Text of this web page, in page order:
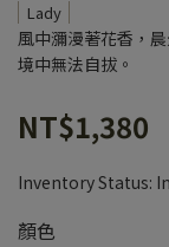
Lady
風中瀰漫著花香，
境中無法自拔。
NT$1,380
Inventory Status:
顏色